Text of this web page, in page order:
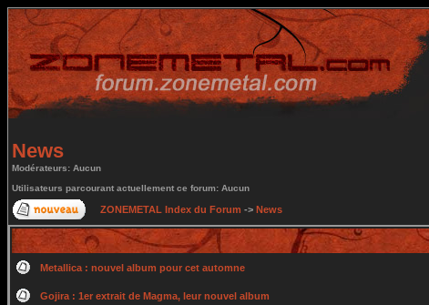
News
Modérateurs: Aucun
Utilisateurs parcourant actuellement ce forum: Aucun
ZONEMETAL Index du Forum -> News
Metallica : nouvel album pour cet automne
Gojira : 1er extrait de Magma, leur nouvel album